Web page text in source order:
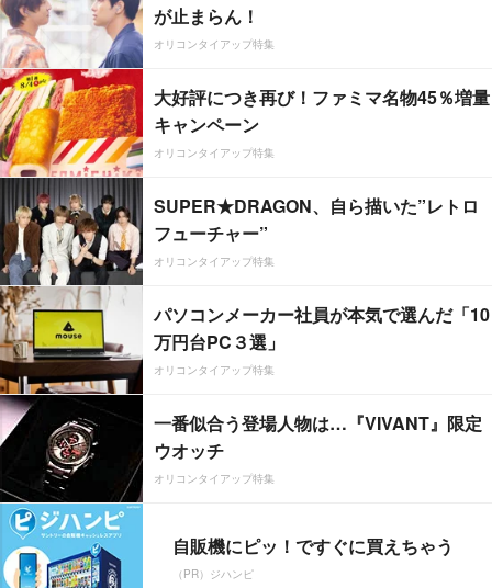
が止まらん！
オリコンタイアップ特集
大好評につき再び！ファミマ名物45％増量
キャンペーン
オリコンタイアップ特集
SUPER★DRAGON、自ら描いた”レトロ
フューチャー”
オリコンタイアップ特集
パソコンメーカー社員が本気で選んだ「10
万円台PC３選」
オリコンタイアップ特集
一番似合う登場人物は…『VIVANT』限定
ウオッチ
オリコンタイアップ特集
自販機にピッ！ですぐに買えちゃう
（PR）ジハンピ